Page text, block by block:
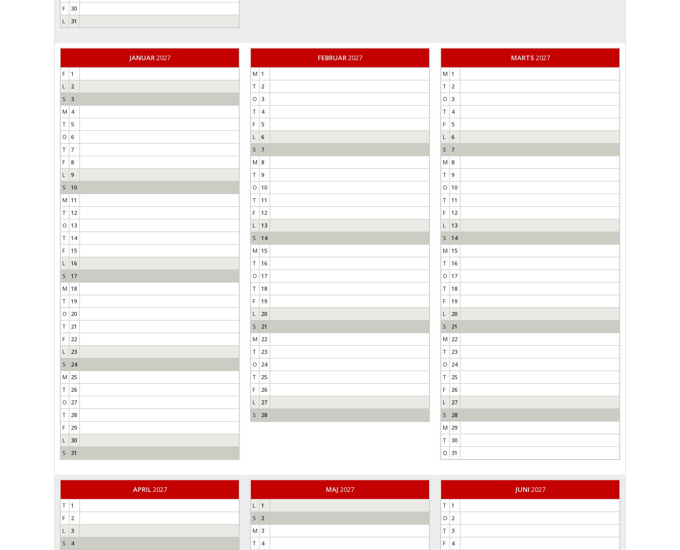
F
30
L
31
JANUAR2027
F
1
L
2
S
3
M 4
T
5
O 6
T
7
F
8
L
9
S
10
M 11
T
12
O
13
T
14
F
15
L
16
S
17
M 18
T
19
O
20
T
21
F
22
L
23
S
24
M 25
T
26
O
27
T
28
F
29
L
30
S
31
FEBRUAR2027
M 1
T
2
O 3
T
4
F
5
L
6
S
7
M 8
T
9
O
10
T
11
F
12
L
13
S
14
M 15
T
16
O
17
T
18
F
19
L
20
S
21
M 22
T
23
O
24
T
25
F
26
L
27
S
28
MARTS 2027
M 1
T
2
O 3
T
4
F
5
L
6
S
7
M 8
T
9
O
10
T
11
F
12
L
13
S
14
M 15
T
16
O
17
T
18
F
19
L
20
S
21
M 22
T
23
O
24
T
25
F
26
L
27
S
28
M 29
T
30
O 31
APRIL2027
T
1
F
2
L
3
S
4
MAJ 2027
L
1
S
2
M 3
T
4
JUNI 2027
T
1
O
2
T
3
F
4